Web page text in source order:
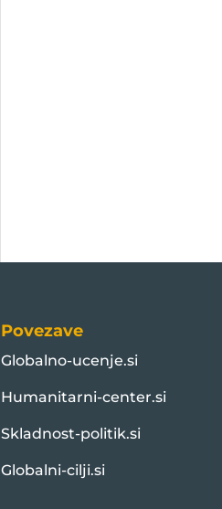
Povezave
Globalno-ucenje.si
Humanitarni-center.si
Skladnost-politik.si
Globalni-cilji.si